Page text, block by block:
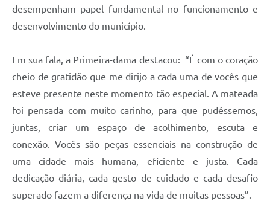
desempenham papel fundamental no funcionamento e
desenvolvimento do município.
Em sua fala, a Primeira-dama destacou: “É com o coração
cheio de gratidão que me dirijo a cada uma de vocês que
esteve presente neste momento tão especial. A mateada
foi pensada com muito carinho, para que pudéssemos,
juntas, criar um espaço de acolhimento, escuta e
conexão. Vocês são peças essenciais na construção de
uma cidade mais humana, eficiente e justa. Cada
dedicação diária, cada gesto de cuidado e cada desafio
superado fazem a diferença na vida de muitas pessoas”.